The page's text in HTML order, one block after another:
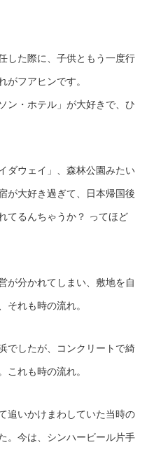
した際に、子供ともう一度行
がフアヒンです。
ン・ホテル」が大好きで、ひ
ダウェイ」、森林公園みたい
が大好き過ぎて、日本帰国後
てるんちゃうか？ ってほど
が分かれてしまい、敷地を自
それも時の流れ。
でしたが、コンクリートで綺
これも時の流れ。
追いかけまわしていた当時の
。今は、シンハービール片手